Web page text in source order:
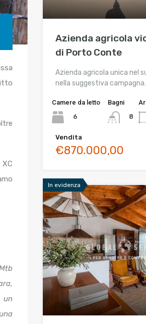
un
Azienda agricola
di Porto Conte
Azienda agricola unica nel
nella suggestiva
Camere da letto
6
Bagni
8
Vendita
€870.000,00
In evidenza